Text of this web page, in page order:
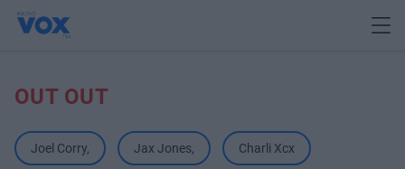
OUT OUT
Joel Corry, Jax Jones, Charli Xcx